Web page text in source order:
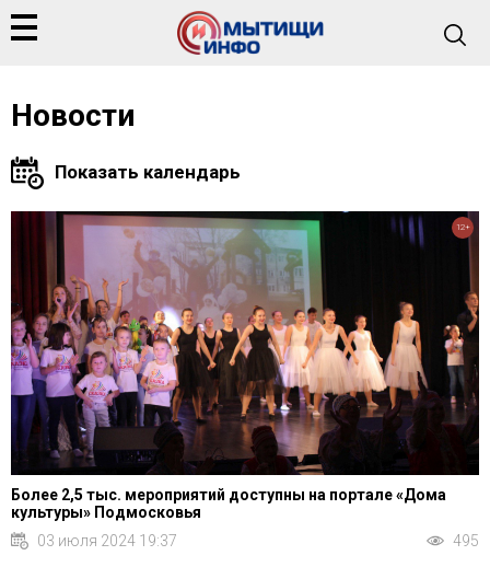
Новости
Более 2,5 тыс. мероприятий доступны на портале «Дома
культуры» Подмосковья
03 июля 2024 19:37
495
12+